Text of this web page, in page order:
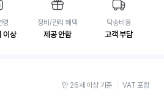
령
이상
정비/관리 혜택
제공 안함
탁송비용
고객 부담
만 26세 이상 기준 VAT 포함